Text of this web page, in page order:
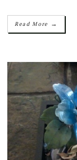
Read More →